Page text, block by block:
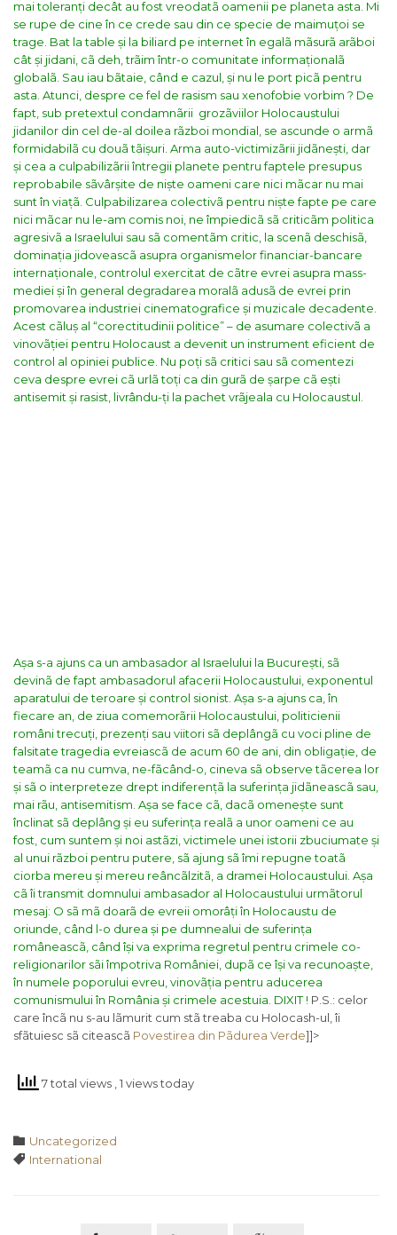
mai toleranți decât au fost vreodatã oamenii pe planeta asta. Mi
se rupe de cine în ce crede sau din ce specie de maimuțoi se
trage. Bat la table și la biliard pe internet în egalã mãsurã arãboi
cât și jidani, cã deh, trãim într-o comunitate informaționalã
globalã. Sau iau bãtaie, când e cazul, și nu le port picã pentru
asta. Atunci, despre ce fel de rasism sau xenofobie vorbim ? De
fapt, sub pretextul condamnãrii grozãviilor Holocaustului
jidanilor din cel de-al doilea rãzboi mondial, se ascunde o armã
formidabilã cu douã tãișuri. Arma auto-victimizãrii jidãnești, dar
și cea a culpabilizãrii întregii planete pentru faptele presupus
reprobabile sãvârșite de niște oameni care nici mãcar nu mai
sunt în viațã. Culpabilizarea colectivã pentru niște fapte pe care
nici mãcar nu le-am comis noi, ne împiedicã sã criticãm politica
agresivã a Israelului sau sã comentãm critic, la scenã deschisã,
dominația jidoveascã asupra organismelor financiar-bancare
internaționale, controlul exercitat de cãtre evrei asupra mass-
mediei și în general degradarea moralã adusã de evrei prin
promovarea industriei cinematografice și muzicale decadente.
Acest cãluș al “corectitudinii politice” – de asumare colectivã a
vinovãției pentru Holocaust a devenit un instrument eficient de
control al opiniei publice. Nu poți sã critici sau sã comentezi
ceva despre evrei cã urlã toți ca din gurã de șarpe cã ești
antisemit și rasist, livrându-ți la pachet vrãjeala cu Holocaustul.
Așa s-a ajuns ca un ambasador al Israelului la București, sã
devinã de fapt ambasadorul afacerii Holocaustului, exponentul
aparatului de teroare și control sionist. Așa s-a ajuns ca, în
fiecare an, de ziua comemorãrii Holocaustului, politicienii
români trecuți, prezenți sau viitori sã deplângã cu voci pline de
falsitate tragedia evreiascã de acum 60 de ani, din obligație, de
teamã ca nu cumva, ne-fãcând-o, cineva sã observe tãcerea lor
și sã o interpreteze drept indiferențã la suferința jidãneascã sau,
mai rãu, antisemitism. Așa se face cã, dacã omenește sunt
înclinat sã deplâng și eu suferința realã a unor oameni ce au
fost, cum suntem și noi astãzi, victimele unei istorii zbuciumate și
al unui rãzboi pentru putere, sã ajung sã îmi repugne toatã
ciorba mereu și mereu reâncãlzitã, a dramei Holocaustului. Așa
cã îi transmit domnului ambasador al Holocaustului urmãtorul
mesaj: O sã mã doarã de evreii omorâți în Holocaustu de
oriunde, când l-o durea și pe dumnealui de suferința
româneascã, când își va exprima regretul pentru crimele co-
religionarilor sãi împotriva României, dupã ce își va recunoaște,
în numele poporului evreu, vinovãția pentru aducerea
comunismului în România și crimele acestuia. DIXIT ! P.S.: celor
care încã nu s-au lãmurit cum stã treaba cu Holocash-ul, îi
sfãtuiesc sã citeascã Povestirea din Pãdurea Verde]]>
7 total views , 1 views today
 Category
Uncategorized
 Tags
International